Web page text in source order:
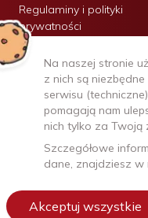
Regulaminy i polityki
prywatności
Certyfikaty:
Na naszej stronie
z nich są
serwisu
pomagają nam
nich tylko za Twoją
Szczegółowe
dane, znajdziesz w
Akceptuj wszystkie